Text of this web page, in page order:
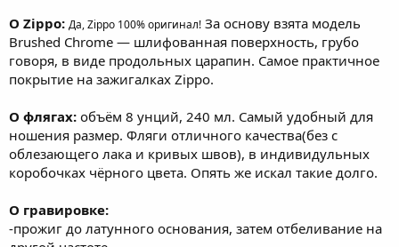
О Zippo: Да, Zippo 100% оригинал! За основу взята модель
Brushed Chrome — шлифованная поверхность, грубо
говоря, в виде продольных царапин. Самое практичное
покрытие на зажигалках Zippo.
О флягах: объём 8 унций, 240 мл. Самый удобный для
ношения размер. Фляги отличного качества(без с
облезающего лака и кривых швов), в индивидульных
коробочках чёрного цвета. Опять же искал такие долго.
О гравировке:
-прожиг до латунного основания, затем отбеливание на